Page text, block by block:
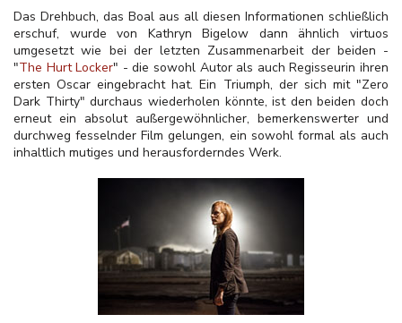
Das Drehbuch, das Boal aus all diesen Informationen schließlich
erschuf, wurde von Kathryn Bigelow dann ähnlich virtuos
umgesetzt wie bei der letzten Zusammenarbeit der beiden -
"The Hurt Locker" - die sowohl Autor als auch Regisseurin ihren
ersten Oscar eingebracht hat. Ein Triumph, der sich mit "Zero
Dark Thirty" durchaus wiederholen könnte, ist den beiden doch
erneut ein absolut außergewöhnlicher, bemerkenswerter und
durchweg fesselnder Film gelungen, ein sowohl formal als auch
inhaltlich mutiges und herausforderndes Werk.